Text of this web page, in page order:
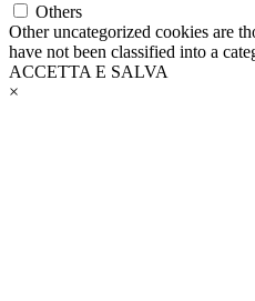
Others
Other uncategorized cookies are
have not been classified into a
ACCETTA E SALVA
×